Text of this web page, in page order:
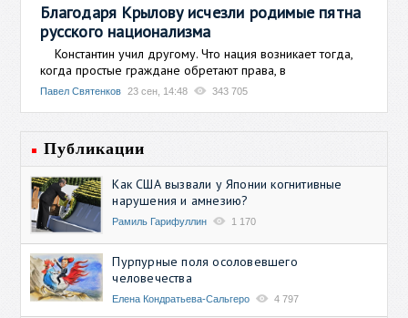
Благодаря Крылову исчезли родимые пятна
русского национализма
Константин учил другому. Что нация возникает тогда,
когда простые граждане обретают права, в
Павел Святенков 23 сен, 14:48 343 705
Публикации
Как США вызвали у Японии когнитивные
нарушения и амнезию?
Рамиль Гарифуллин 1 170
Пурпурные поля осоловевшего
человечества
Елена Кондратьева-Сальгеро 4 797